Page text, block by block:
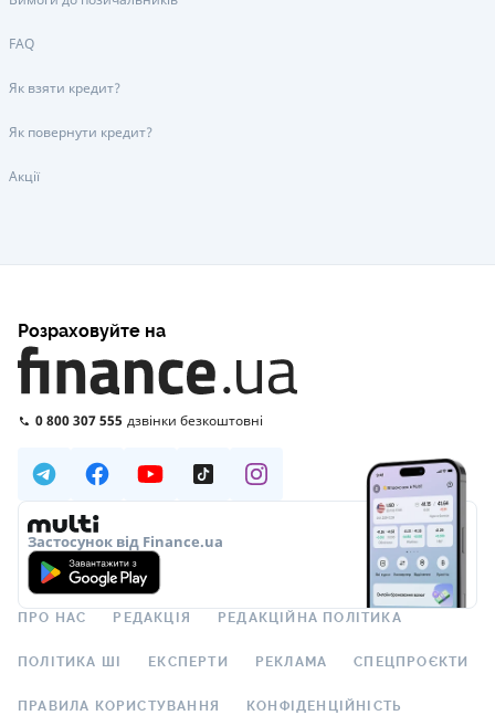
FAQ
Як взяти кредит?
Як повернути кредит?
Акції
Розраховуйте на
0 800 307 555 дзвінки безкоштовні
Застосунок від Finance.ua
ПРО НАС РЕДАКЦІЯ РЕДАКЦІЙНА ПОЛІТИКА
ПОЛІТИКА ШІ ЕКСПЕРТИ РЕКЛАМА СПЕЦПРОЄКТИ
ПРАВИЛА КОРИСТУВАННЯ КОНФІДЕНЦІЙНІСТЬ